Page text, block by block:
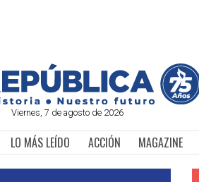
Viernes, 7 de agosto de 2026
LO MÁS LEÍDO ACCIÓN MAGAZINE